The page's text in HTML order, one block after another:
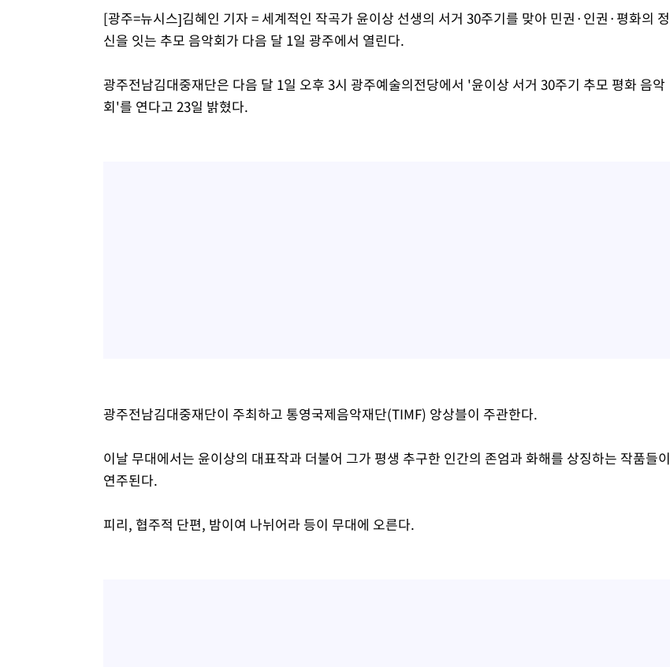
[광주=뉴시스]김혜인 기자 = 세계적인 작곡가 윤이상 선생의 서거 30주기를 맞아 민권·인권·평화의 정
신을 잇는 추모 음악회가 다음 달 1일 광주에서 열린다.
광주전남김대중재단은 다음 달 1일 오후 3시 광주예술의전당에서 '윤이상 서거 30주기 추모 평화 음악
회'를 연다고 23일 밝혔다.
광주전남김대중재단이 주최하고 통영국제음악재단(TIMF) 앙상블이 주관한다.
이날 무대에서는 윤이상의 대표작과 더불어 그가 평생 추구한 인간의 존엄과 화해를 상징하는 작품들이
연주된다.
피리, 협주적 단편, 밤이여 나뉘어라 등이 무대에 오른다.